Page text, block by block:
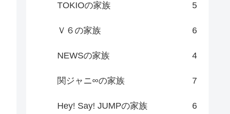
TOKIOの家族 5
Ｖ６の家族 6
NEWSの家族 4
関ジャニ∞の家族 7
Hey! Say! JUMPの家族 6